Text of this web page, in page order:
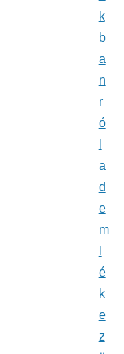
k
b
a
n
r
ó
a
d
e
m
é
k
e
z